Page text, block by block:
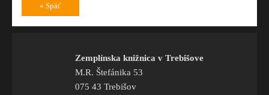
« Späť
Zemplínska knižnica v Trebišove
M.R. Štefánika 53
075 43 Trebišov